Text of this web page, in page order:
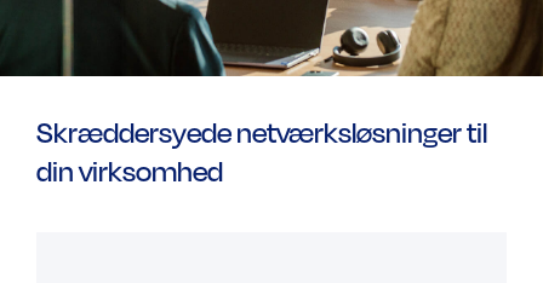
Skræddersyede netværksløsninger til
din virksomhed